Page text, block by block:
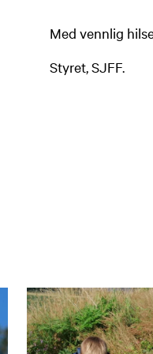
Med vennlig
Styret, SJFF.